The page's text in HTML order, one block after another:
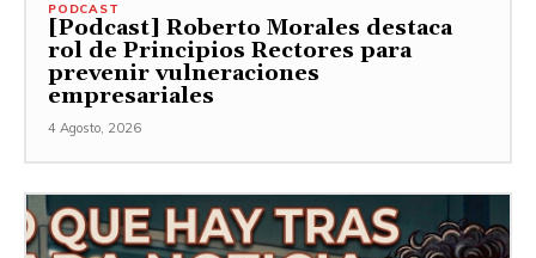
PODCAST
[Podcast] Roberto Morales destaca
rol de Principios Rectores para
prevenir vulneraciones
empresariales
4 Agosto, 2026